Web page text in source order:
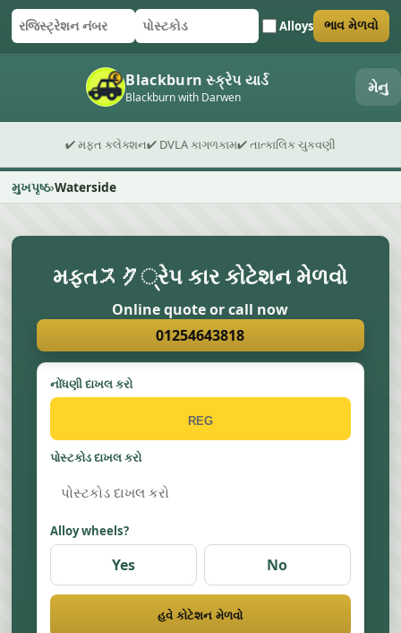
રજિસ્ટ્રેશન નંબર
પોસ્ટકોડ Alloys
ફોર્મ સબમિટ કરો ભાવ મેળવો
Blackburn સ્ક્રેપ યાર્ડ
Blackburn with Darwen મેનુ
✔ મફત કલેક્શન✔ DVLA કાગળકામ✔ તાત્કાલિક ચુકવણી
મુખપૃષ્ઠ Waterside
મફતスク્રેપ કાર કોટેશન મેળવો
Online quote or call now
01254643818
નોંધણી દાખલ કરો
પોસ્ટકોડ દાખલ કરો
Alloy wheels?
Yes No
હવે કોટેશન મેળવો